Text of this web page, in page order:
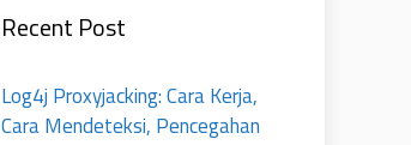
Recent Post
Log4j Proxyjacking: Cara Kerja,
Cara Mendeteksi, Pencegahan